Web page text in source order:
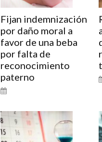
Fijan indemnización
por daño moral a
favor de una beba
por falta de
reconocimiento
paterno